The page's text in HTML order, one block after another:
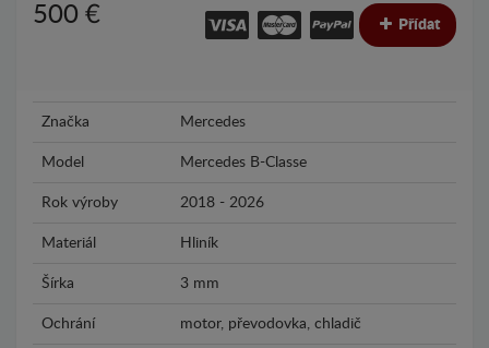
500 € Přídat
Značka Mercedes
Model Mercedes B-Classe
Rok výroby 2018 - 2026
Materiál Hliník
Šírka 3 mm
Ochrání motor, převodovka, chladič